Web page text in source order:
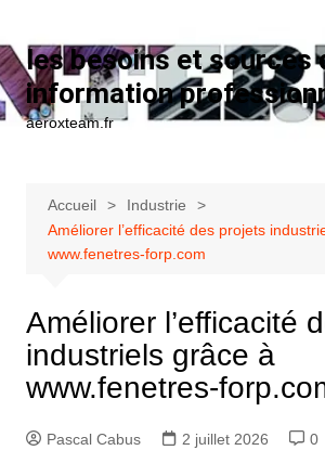
les besoins et sources
information
aeroxteam.fr
Accueil
Industrie
Améliorer l’efficacité des projets
www.fenetres-forp.com
Améliorer l’efficacité
industriels grâce à
www.fenetres-
Pascal Cabus 2 juillet 2026 0